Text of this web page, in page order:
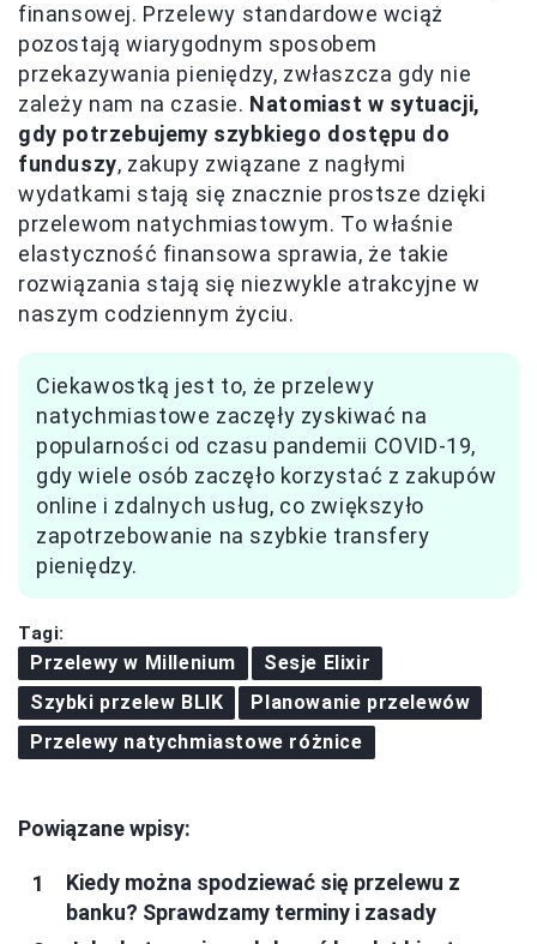
finansowej. Przelewy standardowe wciąż
pozostają wiarygodnym sposobem
przekazywania pieniędzy, zwłaszcza gdy nie
zależy nam na czasie. Natomiast w sytuacji,
gdy potrzebujemy szybkiego dostępu do
funduszy, zakupy związane z nagłymi
wydatkami stają się znacznie prostsze dzięki
przelewom natychmiastowym. To właśnie
elastyczność finansowa sprawia, że takie
rozwiązania stają się niezwykle atrakcyjne w
naszym codziennym życiu.
Ciekawostką jest to, że przelewy
natychmiastowe zaczęły zyskiwać na
popularności od czasu pandemii COVID-19,
gdy wiele osób zaczęło korzystać z zakupów
online i zdalnych usług, co zwiększyło
zapotrzebowanie na szybkie transfery
pieniędzy.
Tagi:
Przelewy w Millenium
Sesje Elixir
Szybki przelew BLIK
Planowanie przelewów
Przelewy natychmiastowe różnice
Powiązane wpisy:
Kiedy można spodziewać się przelewu z
banku? Sprawdzamy terminy i zasady